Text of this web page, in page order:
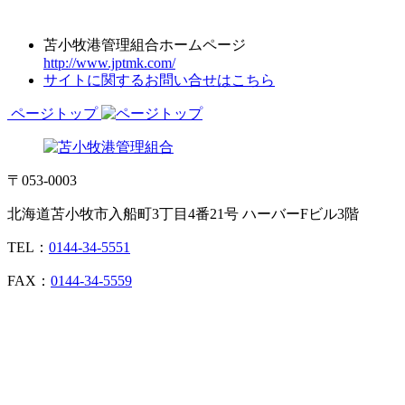
苫小牧港管理組合ホームページ
http://www.jptmk.com/
サイトに関するお問い合せはこちら
ページトップ
〒053-0003
北海道苫小牧市入船町3丁目4番21号 ハーバーFビル3階
TEL： 0144-34-5551
FAX： 0144-34-5559